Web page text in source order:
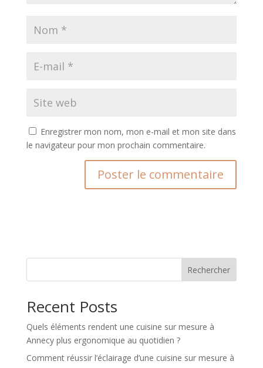
Enregistrer mon nom, mon e-mail et mon site dans
le navigateur pour mon prochain commentaire.
e
:
Rechercher
Recent Posts
Quels éléments rendent une cuisine sur mesure à
Annecy plus ergonomique au quotidien ?
Comment réussir l’éclairage d’une cuisine sur mesure à